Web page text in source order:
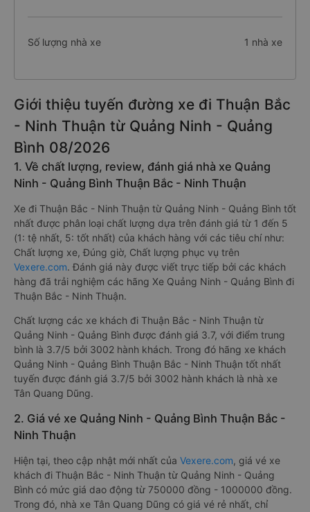
Số lượng nhà xe 1 nhà xe
Giới thiệu tuyến đường xe đi Thuận Bắc
- Ninh Thuận từ Quảng Ninh - Quảng
Bình 08/2026
1. Về chất lượng, review, đánh giá nhà xe Quảng
Ninh - Quảng Bình Thuận Bắc - Ninh Thuận
Xe đi Thuận Bắc - Ninh Thuận từ Quảng Ninh - Quảng Bình tốt
nhất được phân loại chất lượng dựa trên đánh giá từ 1 đến 5
(1: tệ nhất, 5: tốt nhất) của khách hàng với các tiêu chí như:
Chất lượng xe, Đúng giờ, Chất lượng phục vụ trên
Vexere.com. Đánh giá này được viết trực tiếp bởi các khách
hàng đã trải nghiệm các hãng Xe Quảng Ninh - Quảng Bình đi
Thuận Bắc - Ninh Thuận.
Chất lượng các xe khách đi Thuận Bắc - Ninh Thuận từ
Quảng Ninh - Quảng Bình được đánh giá 3.7, với điểm trung
bình là 3.7/5 bởi 3002 hành khách. Trong đó hãng xe khách
Quảng Ninh - Quảng Bình Thuận Bắc - Ninh Thuận tốt nhất
tuyến được đánh giá 3.7/5 bởi 3002 hành khách là nhà xe
Tân Quang Dũng.
2. Giá vé xe Quảng Ninh - Quảng Bình Thuận Bắc -
Ninh Thuận
Hiện tại, theo cập nhật mới nhất của Vexere.com, giá vé xe
khách đi Thuận Bắc - Ninh Thuận từ Quảng Ninh - Quảng
Bình có mức giá dao động từ 750000 đồng - 1000000 đồng.
Trong đó, nhà xe Tân Quang Dũng có giá vé rẻ nhất, chỉ